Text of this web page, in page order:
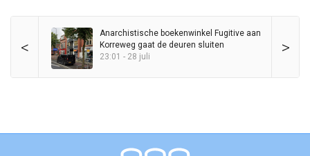
< >
Anarchistische boekenwinkel Fugitive aan
Korreweg gaat de deuren sluiten
23:01 - 28 juli